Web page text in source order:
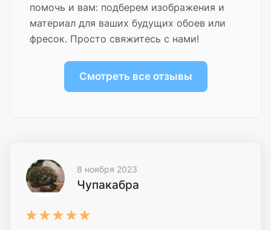
помочь и вам: подберем изображения и
материал для ваших будущих обоев или
фресок. Просто свяжитесь с нами!
Смотреть все отзывы
8 ноября 2023
Чупакабра